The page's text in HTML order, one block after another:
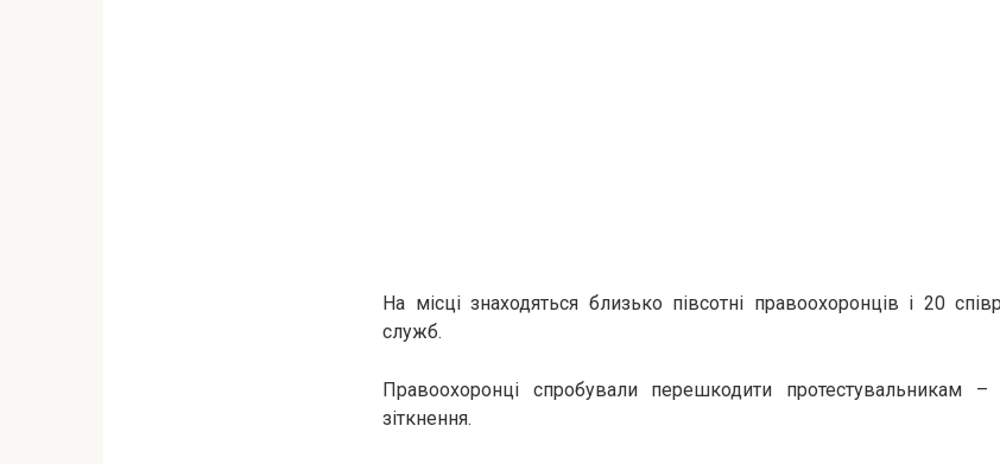
На місці знаходяться близько півсотні правоохоронців і 20
служб.
Правоохоронці спробували перешкодити протестувальникам –
зіткнення.